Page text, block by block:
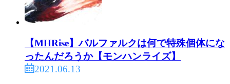
【MHRise】バルファルクは何で特殊個体にな
ったんだろうか【モンハンライズ】
2021.06.13